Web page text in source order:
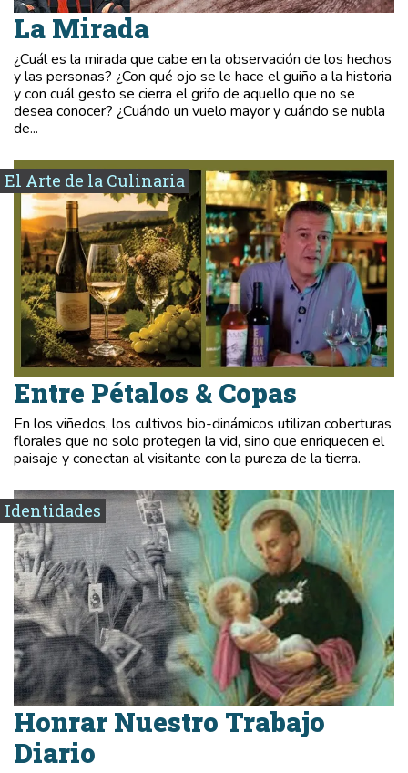
La Mirada
¿Cuál es la mirada que cabe en la observación de los hechos
y las personas? ¿Con qué ojo se le hace el guiño a la historia
y con cuál gesto se cierra el grifo de aquello que no se
desea conocer? ¿Cuándo un vuelo mayor y cuándo se nubla
de...
El Arte de la Culinaria
Entre Pétalos & Copas
En los viñedos, los cultivos bio-dinámicos utilizan coberturas
florales que no solo protegen la vid, sino que enriquecen el
paisaje y conectan al visitante con la pureza de la tierra.
Identidades
Honrar Nuestro Trabajo
Diario